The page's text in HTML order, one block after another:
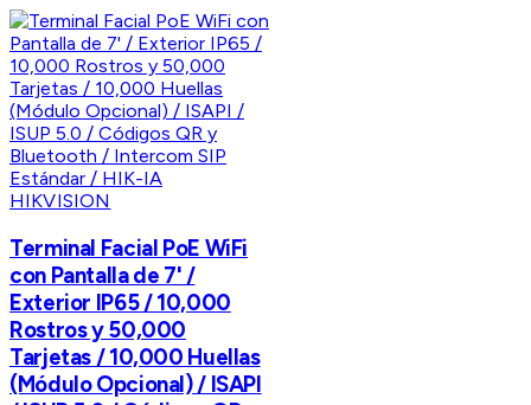
HIKVISION
Terminal Facial PoE WiFi
con Pantalla de 7' /
Exterior IP65 / 10,000
Rostros y 50,000
Tarjetas / 10,000 Huellas
(Módulo Opcional) / ISAPI